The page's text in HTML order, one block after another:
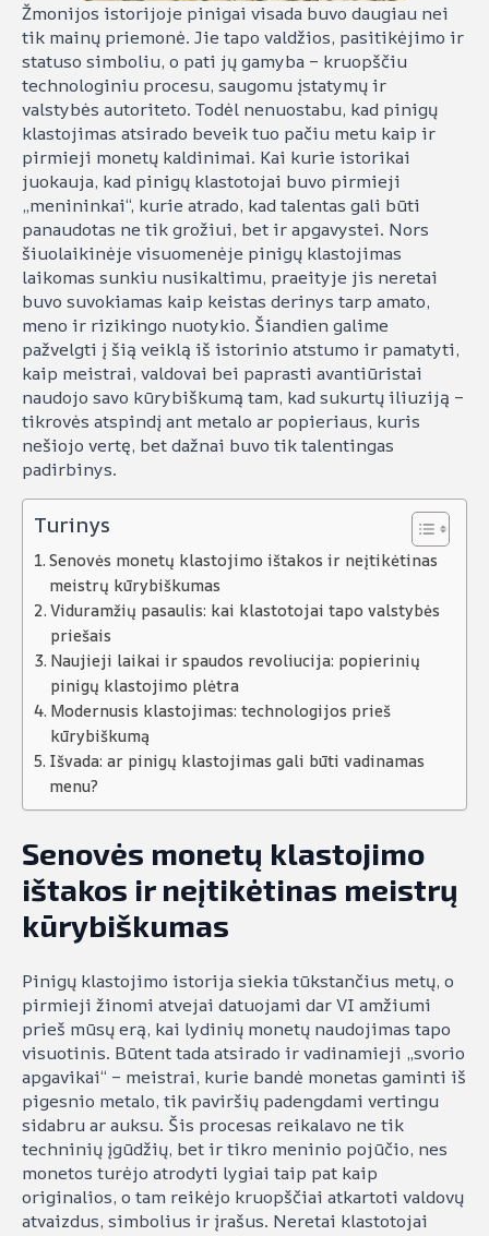
Žmonijos istorijoje pinigai visada buvo daugiau nei
tik mainų priemonė. Jie tapo valdžios, pasitikėjimo ir
statuso simboliu, o pati jų gamyba – kruopščiu
technologiniu procesu, saugomu įstatymų ir
valstybės autoriteto. Todėl nenuostabu, kad pinigų
klastojimas atsirado beveik tuo pačiu metu kaip ir
pirmieji monetų kaldinimai. Kai kurie istorikai
juokauja, kad pinigų klastotojai buvo pirmieji
„menininkai“, kurie atrado, kad talentas gali būti
panaudotas ne tik grožiui, bet ir apgavystei. Nors
šiuolaikinėje visuomenėje pinigų klastojimas
laikomas sunkiu nusikaltimu, praeityje jis neretai
buvo suvokiamas kaip keistas derinys tarp amato,
meno ir rizikingo nuotykio. Šiandien galime
pažvelgti į šią veiklą iš istorinio atstumo ir pamatyti,
kaip meistrai, valdovai bei paprasti avantiūristai
naudojo savo kūrybiškumą tam, kad sukurtų iliuziją –
tikrovės atspindį ant metalo ar popieriaus, kuris
nešiojo vertę, bet dažnai buvo tik talentingas
padirbinys.
Turinys
Senovės monetų klastojimo ištakos ir neįtikėtinas
meistrų kūrybiškumas
Viduramžių pasaulis: kai klastotojai tapo valstybės
priešais
Naujieji laikai ir spaudos revoliucija: popierinių
pinigų klastojimo plėtra
Modernusis klastojimas: technologijos prieš
kūrybiškumą
Išvada: ar pinigų klastojimas gali būti vadinamas
menu?
Senovės monetų klastojimo
ištakos ir neįtikėtinas meistrų
kūrybiškumas
Pinigų klastojimo istorija siekia tūkstančius metų, o
pirmieji žinomi atvejai datuojami dar VI amžiumi
prieš mūsų erą, kai lydinių monetų naudojimas tapo
visuotinis. Būtent tada atsirado ir vadinamieji „svorio
apgavikai“ – meistrai, kurie bandė monetas gaminti iš
pigesnio metalo, tik paviršių padengdami vertingu
sidabru ar auksu. Šis procesas reikalavo ne tik
techninių įgūdžių, bet ir tikro meninio pojūčio, nes
monetos turėjo atrodyti lygiai taip pat kaip
originalios, o tam reikėjo kruopščiai atkartoti valdovų
atvaizdus, simbolius ir įrašus. Neretai klastotojai